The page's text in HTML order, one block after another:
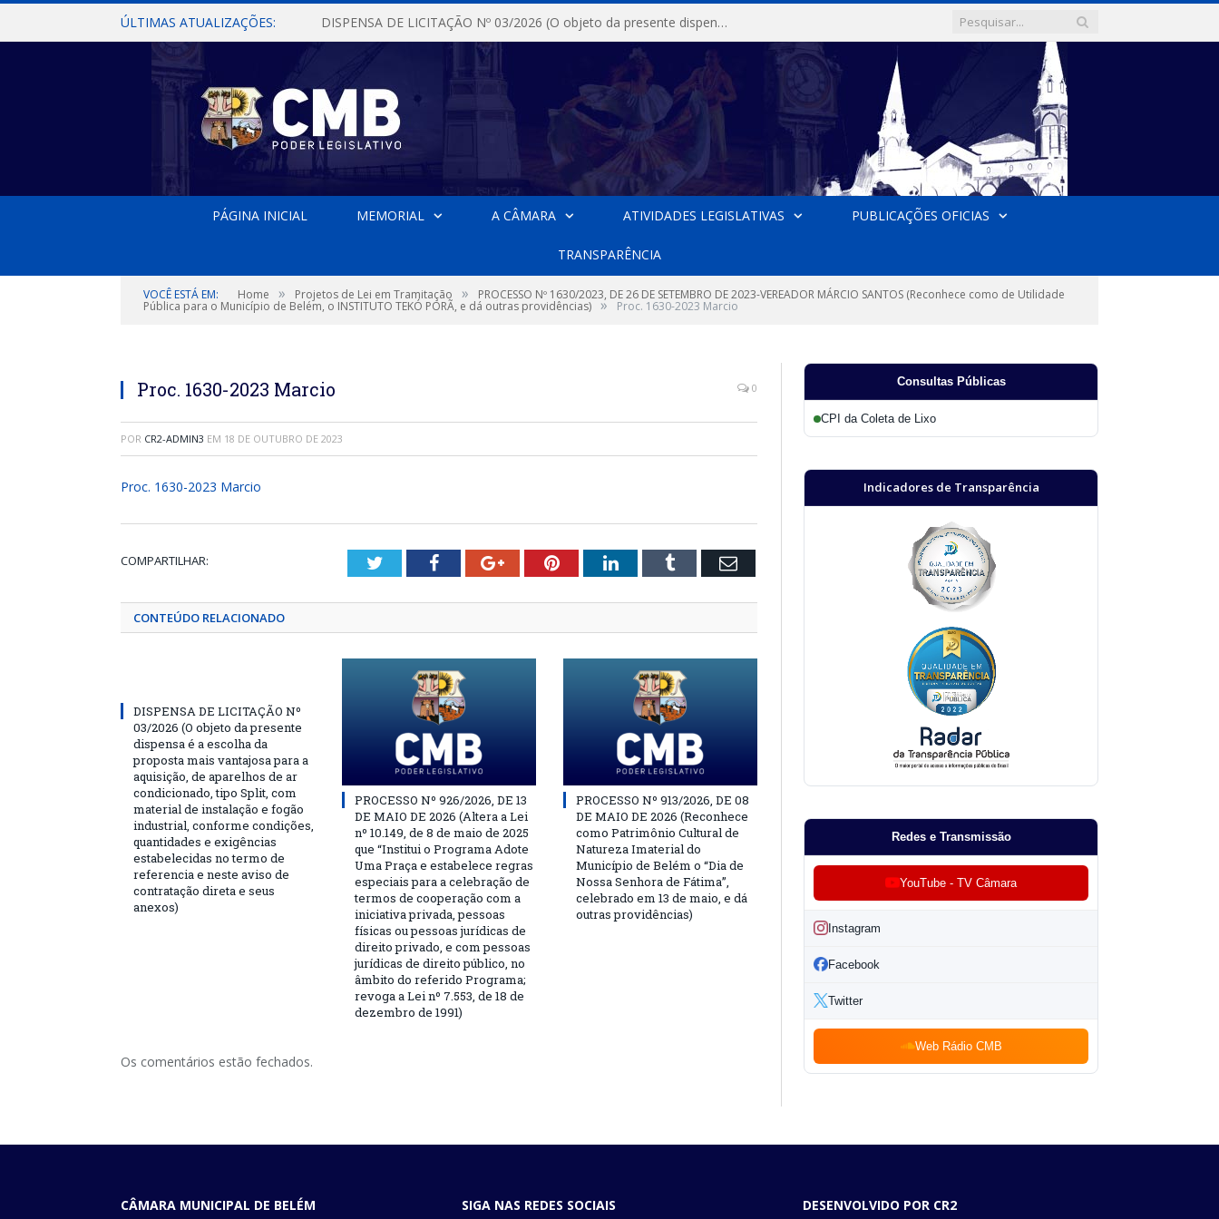
ÚLTIMAS ATUALIZAÇÕES: DISPENSA DE LICITAÇÃO Nº 03/2026 (O objeto da presente dispensa é a escolha da proposta mais vantajosa para a aquisição, de aparelhos de ar condicionado, tipo Split, com material de instalação e fogão industrial, conforme condições, quantidades e exigências estabelecidas no termo de referencia e neste aviso de contratação direta e seus anexos)
PÁGINA INICIAL MEMORIAL A CÂMARA ATIVIDADES LEGISLATIVAS PUBLICAÇÕES OFICIAS
TRANSPARÊNCIA
VOCÊ ESTÁ EM: Home » Projetos de Lei em Tramitação » PROCESSO Nº 1630/2023, DE 26 DE SETEMBRO DE 2023-VEREADOR MÁRCIO SANTOS (Reconhece como de Utilidade
Pública para o Município de Belém, o INSTITUTO TEKÓ PORÃ, e dá outras providências) » Proc. 1630-2023 Marcio
Proc. 1630-2023 Marcio 0
POR CR2-ADMIN3 EM 18 DE OUTUBRO DE 2023
Proc. 1630-2023 Marcio
COMPARTILHAR: TwitterFacebookGoogle+PinterestLinkedInTumblr Email
CONTEÚDO RELACIONADO
DISPENSA DE LICITAÇÃO Nº
03/2026 (O objeto da presente
dispensa é a escolha da
proposta mais vantajosa para a
aquisição, de aparelhos de ar
condicionado, tipo Split, com
material de instalação e fogão
industrial, conforme condições,
quantidades e exigências
estabelecidas no termo de
referencia e neste aviso de
contratação direta e seus
anexos)
PROCESSO Nº 926/2026, DE 13
DE MAIO DE 2026 (Altera a Lei
nº 10.149, de 8 de maio de 2025
que “Institui o Programa Adote
Uma Praça e estabelece regras
especiais para a celebração de
termos de cooperação com a
iniciativa privada, pessoas
físicas ou pessoas jurídicas de
direito privado, e com pessoas
jurídicas de direito público, no
âmbito do referido Programa;
revoga a Lei nº 7.553, de 18 de
dezembro de 1991)
PROCESSO Nº 913/2026, DE 08
DE MAIO DE 2026 (Reconhece
como Patrimônio Cultural de
Natureza Imaterial do
Município de Belém o “Dia de
Nossa Senhora de Fátima”,
celebrado em 13 de maio, e dá
outras providências)
Os comentários estão fechados.
Consultas Públicas
CPI da Coleta de Lixo
Indicadores de Transparência
Redes e Transmissão
YouTube - TV Câmara
Instagram
Facebook
Twitter
Web Rádio CMB
CÂMARA MUNICIPAL DE BELÉM SIGA NAS REDES SOCIAIS DESENVOLVIDO POR CR2